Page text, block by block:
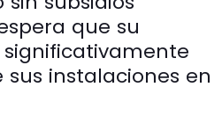
que su
instalaciones en